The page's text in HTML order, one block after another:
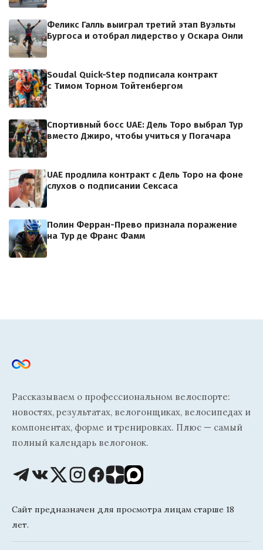
Феликс Галль выиграл третий этап Вуэльты
Бургоса и отобрал лидерство у Оскара Онли
Soudal Quick-Step подписала контракт
с Тимом Торном Тойтенбергом
Спортивный босс UAE: Дель Торо выбрал Тур
вместо Джиро, чтобы учиться у Погачара
UAE продлила контракт с Дель Торо на фоне
слухов о подписании Сексаса
Полин Ферран-Прево признала поражение
на Тур де Франс Фамм
Рассказываем о профессиональном велоспорте:
новостях, результатах, велогонщиках, велосипедах и
компонентах, форме и тренировках. Плюс — самый
полный календарь велогонок.
Сайт предназначен для просмотра лицам старше 18
лет.